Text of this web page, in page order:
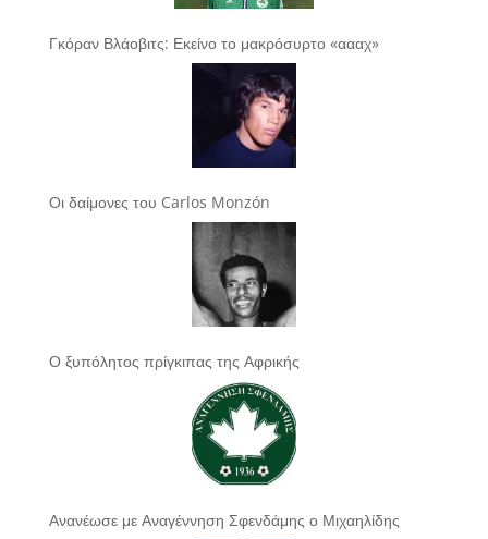
Γκόραν Βλάοβιτς: Εκείνο το μακρόσυρτο «αααχ»
Οι δαίμονες του Carlos Monzón
Ο ξυπόλητος πρίγκιπας της Αφρικής
Ανανέωσε με Αναγέννηση Σφενδάμης ο Μιχαηλίδης